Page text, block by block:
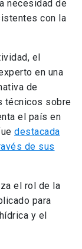
necesidad de
con la
el
en una
de
técnicos sobre
el país en
destacada
de sus
el rol de la
para
y el